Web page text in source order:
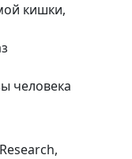
кишки,
человека